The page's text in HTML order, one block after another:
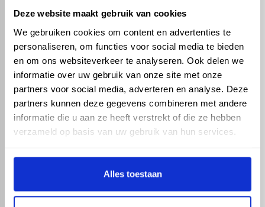
Deze website maakt gebruik van cookies
We gebruiken cookies om content en advertenties te
personaliseren, om functies voor social media te bieden
en om ons websiteverkeer te analyseren. Ook delen we
informatie over uw gebruik van onze site met onze
partners voor social media, adverteren en analyse. Deze
partners kunnen deze gegevens combineren met andere
informatie die u aan ze heeft verstrekt of die ze hebben
verzameld op basis van uw gebruik van hun services.
Alles toestaan
ASSORTIMENT
Hemelwaterafvoer
Drukleiding
Beregening
Dak en gevel
KENNIS EN HULP
Klantenservice
Kennisbank
check_circleDé bouwmarkt van Altena
check_circle Direct uit grote voorraad geleverd met eigen transport
check_circleLevering in NL en BE